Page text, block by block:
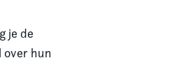
je de
over hun